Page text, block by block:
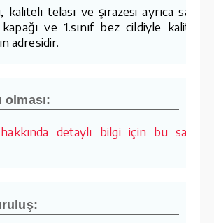
kaliteli telası ve şirazesi ayrıca
ve 1.sınıf bez cildiyle kalite
adresidir.
olması:
detaylı bilgi için bu